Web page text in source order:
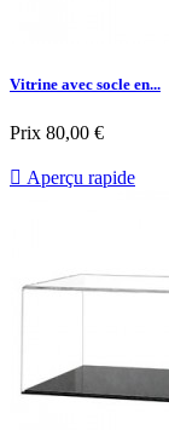
Vitrine avec socle en...
Prix 80,00 €
 Aperçu rapide